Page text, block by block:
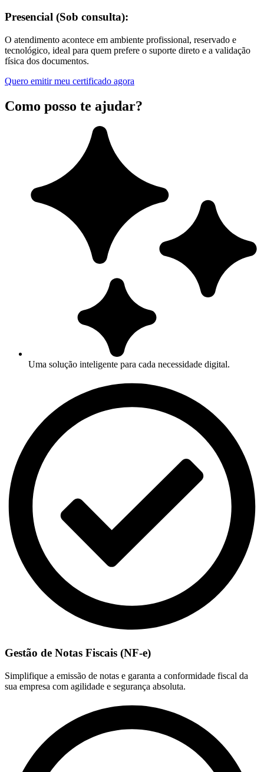
Presencial (Sob consulta):
O atendimento acontece em ambiente profissional, reservado e
tecnológico, ideal para quem prefere o suporte direto e a validação
física dos documentos.
Quero emitir meu certificado agora
Como posso te ajudar?
Uma solução inteligente para cada necessidade digital.
Gestão de Notas Fiscais (NF-e)
Simplifique a emissão de notas e garanta a conformidade fiscal da
sua empresa com agilidade e segurança absoluta.